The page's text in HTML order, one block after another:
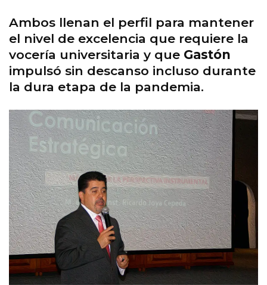
Ambos llenan el perfil para mantener
el nivel de excelencia que requiere la
vocería universitaria y que Gastón
impulsó sin descanso incluso durante
la dura etapa de la pandemia.